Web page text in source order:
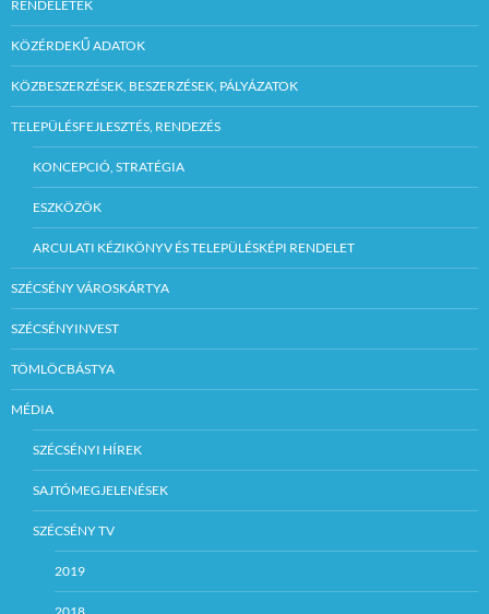
RENDELETEK
KÖZÉRDEKŰ ADATOK
KÖZBESZERZÉSEK, BESZERZÉSEK, PÁLYÁZATOK
TELEPÜLÉSFEJLESZTÉS, RENDEZÉS
KONCEPCIÓ, STRATÉGIA
ESZKÖZÖK
ARCULATI KÉZIKÖNYV ÉS TELEPÜLÉSKÉPI RENDELET
SZÉCSÉNY VÁROSKÁRTYA
SZÉCSÉNYINVEST
TÖMLÖCBÁSTYA
MÉDIA
SZÉCSÉNYI HÍREK
SAJTÓMEGJELENÉSEK
SZÉCSÉNY TV
2019